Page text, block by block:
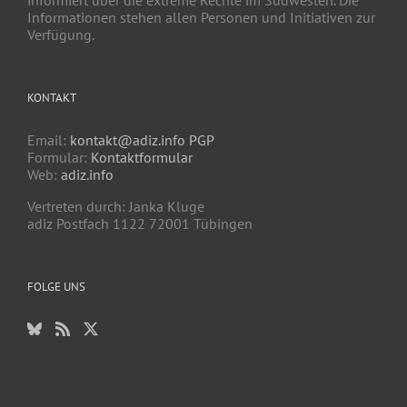
Informationen stehen allen Personen und Initiativen zur
Verfügung.
KONTAKT
Email: kontakt@adiz.info PGP
Formular: Kontaktformular
Web: adiz.info
Vertreten durch: Janka Kluge
adiz Postfach 1122 72001 Tübingen
FOLGE UNS